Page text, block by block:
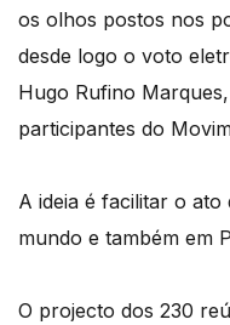
os olhos postos nos
desde logo o voto
Hugo Rufino
participantes do
A ideia é facilitar o
mundo e também em
O projecto dos 230